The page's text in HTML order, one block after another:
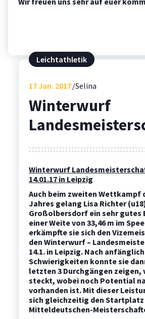
Leichtathletik
17Jan. 2017 Selina
Winterwurf
Winterwurf
14.01.17 in Leipzig
Auch beim zweiten Wettkampf
Jahres gelang Lisa Richter
Großolbersdorfein sehr gutes
einer Weite von 33,46 m im
erkämpfte sie sich den
den Winterwurf –
14.1.in Leipzig. Nach
Schwierigkeiten konnte sie
letzten 3 Durchgängen zeigen,
steckt, wobei noch Potential
vorhanden ist. Mit dieser
sich gleichzeitig den Startplatz
Mitteldeutschen-